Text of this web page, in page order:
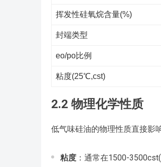
挥发性硅氧烷含量(%)
封端类型
eo/po比例
粘度(25℃,cst)
2.2 物理化学性质
低气味硅油的物理性质直接影
粘度 ：通常在1500-